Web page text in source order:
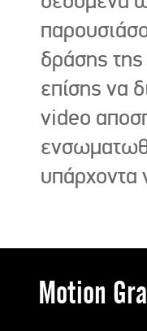
δράσης
επίσης να
video
υπάρχοντα
Motion